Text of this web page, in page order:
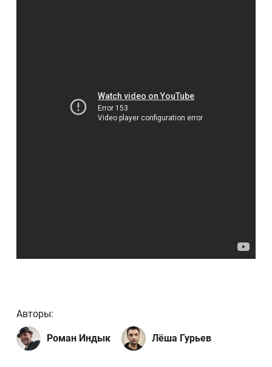
Авторы:
Роман Индык Лёша Гурьев